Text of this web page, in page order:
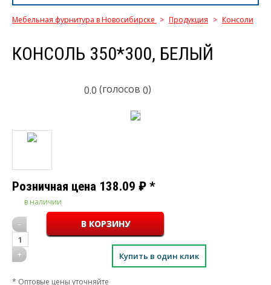
Мебельная фурнитура в Новосибирске > Продукция > Консоли
КОНСОЛЬ 350*300, БЕЛЫЙ
0.0 (голосов 0)
Розничная цена 138.09 ₽ *
в наличии
-
1
+
Купить в один клик
* Оптовые цены уточняйте